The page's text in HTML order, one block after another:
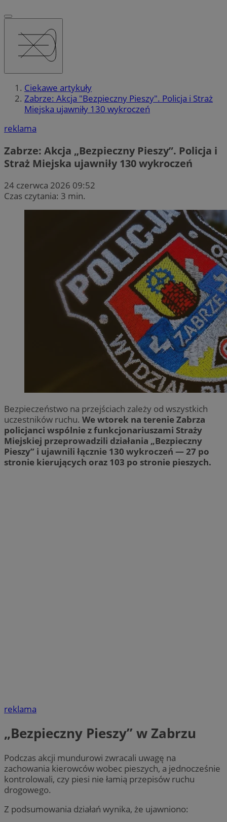
Ciekawe artykuły
Zabrze: Akcja "Bezpieczny Pieszy". Policja i Straż
Miejska ujawniły 130 wykroczeń
reklama
Zabrze: Akcja „Bezpieczny Pieszy”. Policja i
Straż Miejska ujawniły 130 wykroczeń
24 czerwca 2026 09:52
Czas czytania: 3 min.
Bezpieczeństwo na przejściach zależy od wszystkich
uczestników ruchu. We wtorek na terenie Zabrza
policjanci wspólnie z funkcjonariuszami Straży
Miejskiej przeprowadzili działania „Bezpieczny
Pieszy” i ujawnili łącznie 130 wykroczeń — 27 po
stronie kierujących oraz 103 po stronie pieszych.
reklama
„Bezpieczny Pieszy” w Zabrzu
Podczas akcji mundurowi zwracali uwagę na
zachowania kierowców wobec pieszych, a jednocześnie
kontrolowali, czy piesi nie łamią przepisów ruchu
drogowego.
Z podsumowania działań wynika, że ujawniono: